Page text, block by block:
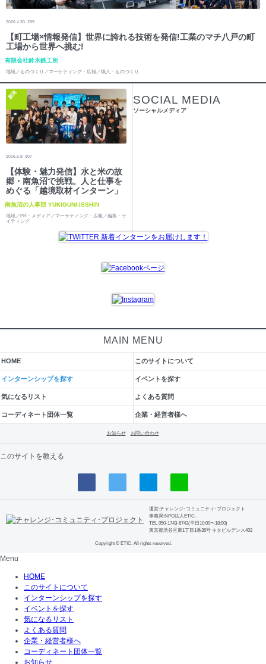
2026.4.30 289
【町工場×情報発信】世界に誇れる技術を発信!工業のマチ八戸の町
工場から世界へ挑む!
有限会社鈴木鉄工所
地域／ものづくり／マーケティング・広報／職人・ものづくり
新潟
2026.6.8 307
【体験・魅力発信】水と米の故
郷・南魚沼で挑戦。人と仕事を
めぐる「越境取材インターン」
南魚沼の人事部 YUKIGUNI-ISSHIN
地域／PR・メディア／マーケティング・広報／編集・ラ
イティング
SOCIAL MEDIA
ソーシャルメディア
MAIN MENU
HOME このサイトについて
インターンシップを探す イベントを探す
気になるリスト よくある質問
コーディネート団体一覧 企業・経営者様へ
お知らせ お問い合わせ
このサイトを教える
運営:チャレンジ･コミュニティ･プロジェクト
事務局:NPO法人ETIC.
TEL 050-1743-6743(平日10:00〜18:00)
東京都渋谷区東1丁目1番36号 キタビルデンス402
Copyright © ETIC. All rights reserved.
Menu
HOME
このサイトについて
インターンシップを探す
イベントを探す
気になるリスト
よくある質問
企業・経営者様へ
コーディネート団体一覧
お知らせ